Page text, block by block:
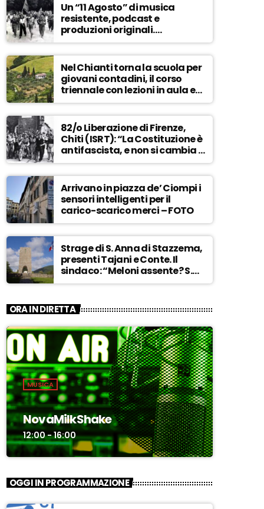
Un “11 Agosto” di musica
resistente, podcast e
produzioni originali.
Novaradio festeggia in onda
la Liberazione di Firenze
Nel Chianti torna la scuola per
giovani contadini, il corso
triennale con lezioni in aula e
tra i campi – ASCOLTA
82/o Liberazione di Firenze,
Chiti (ISRT): “La Costituzione è
antifascista, e non si cambia a
maggioranza” – ASCOLTA
Arrivano in piazza de’ Ciompi i
sensori intelligenti per il
carico-scarico merci – FOTO
Strage di S. Anna di Stazzema,
presenti Tajani e Conte. Il
sindaco: “Meloni assente? S.
Anna aperta tutto l’anno…” –
ORA IN DIRETTA
MUSICA
NovaMilkShake
12:00 - 16:00
OGGI IN PROGRAMMAZIONE